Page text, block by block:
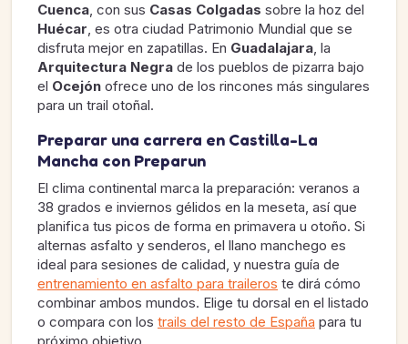
Cuenca, con sus Casas Colgadas sobre la hoz del
Huécar, es otra ciudad Patrimonio Mundial que se
disfruta mejor en zapatillas. En Guadalajara, la
Arquitectura Negra de los pueblos de pizarra bajo
el Ocejón ofrece uno de los rincones más singulares
para un trail otoñal.
Preparar una carrera en Castilla-La
Mancha con Preparun
El clima continental marca la preparación: veranos a
38 grados e inviernos gélidos en la meseta, así que
planifica tus picos de forma en primavera u otoño. Si
alternas asfalto y senderos, el llano manchego es
ideal para sesiones de calidad, y nuestra guía de
entrenamiento en asfalto para traileros te dirá cómo
combinar ambos mundos. Elige tu dorsal en el listado
o compara con los trails del resto de España para tu